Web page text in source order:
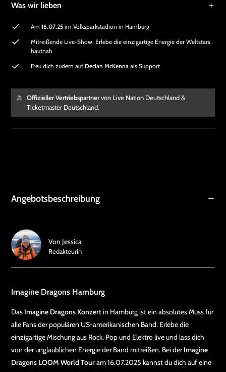
Was wir lieben
Am 16.07.25 im Volksparkstadion in Hamburg
Mitreißende Live-Show: Erlebe die einzigartige Energie der Weltstars
hautnah
Freu dich zudem auf Declan McKenna als Support
Offizieller Vertriebspartnervon Live Nation Deutschland &
Ticketmaster Deutschland.
Angebotsbeschreibung
Imagine Dragons Hamburg
Das Imagine Dragons Konzertin Hamburg ist ein absolutes Muss für
alle Fans der populären US-amerikanischen Band. Erlebe die
einzigartige Mischung aus Rock, Pop und Elektro live und lass dich
von der unglaublichen Energie der Band mitreißen. Bei derImagine
Dragons LOOM World Touram 16.07.2025 kannst du dich auf eine
Von Jessica
Redakteurin